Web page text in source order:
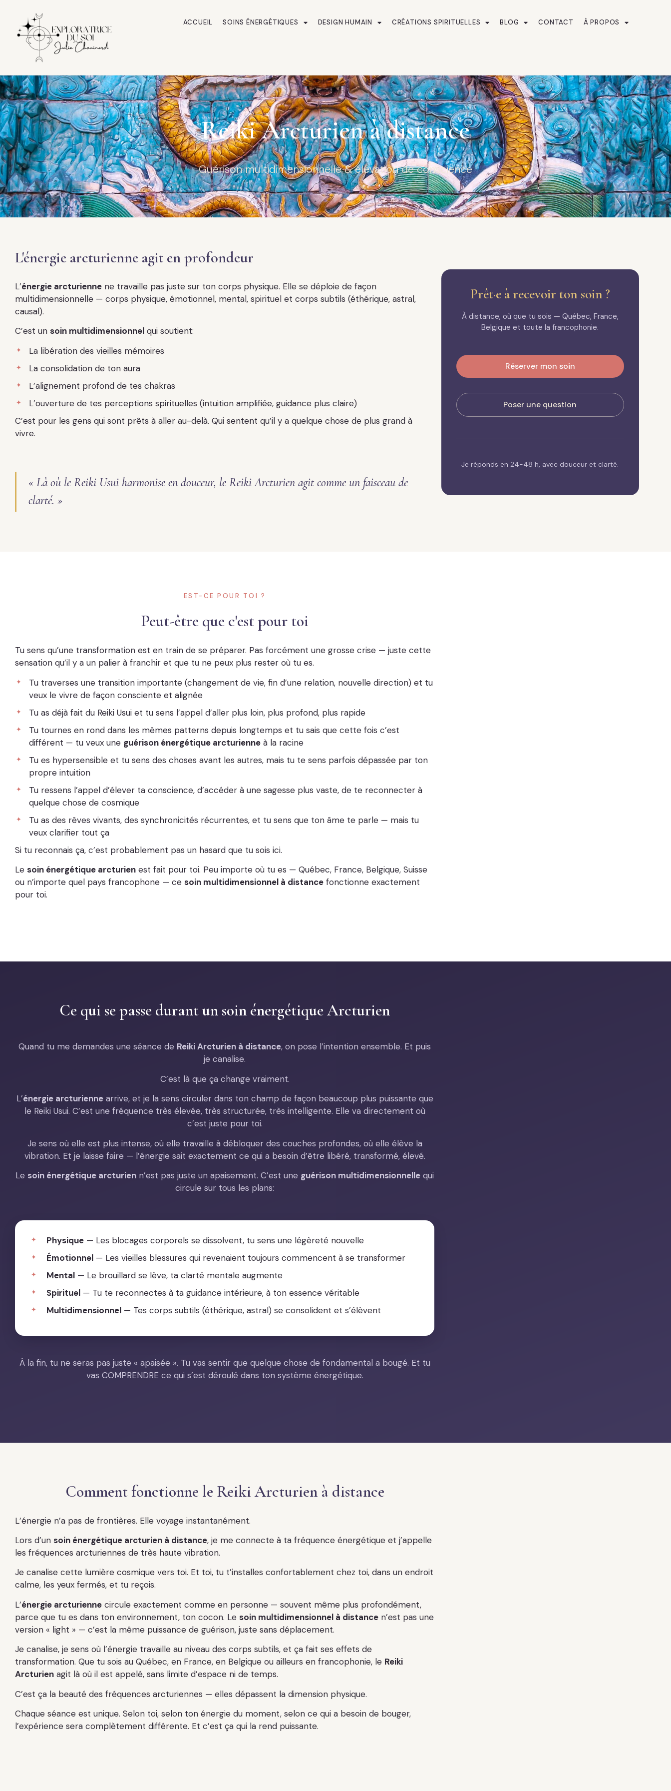
ACCUEIL SOINS ÉNERGÉTIQUES DESIGN HUMAIN CRÉATIONS SPIRITUELLES BLOG CONTACT À PROPOS
Reiki Arcturien à distance
Guérison multidimensionnelle & élévation de conscience
L'énergie arcturienne agit en profondeur
L’énergie arcturienne ne travaille pas juste sur ton corps physique. Elle se déploie de façon
multidimensionnelle — corps physique, émotionnel, mental, spirituel et corps subtils (éthérique, astral,
causal).
C’est un soin multidimensionnel qui soutient:
La libération des vieilles mémoires
La consolidation de ton aura
L’alignement profond de tes chakras
L’ouverture de tes perceptions spirituelles (intuition amplifiée, guidance plus claire)
C’est pour les gens qui sont prêts à aller au-delà. Qui sentent qu’il y a quelque chose de plus grand à
vivre.
« Là où le Reiki Usui harmonise en douceur, le Reiki Arcturien agit comme un faisceau de
clarté. »
Prêt·e à recevoir ton soin ?
À distance, où que tu sois — Québec, France,
Belgique et toute la francophonie.
Réserver mon soin
Poser une question
Je réponds en 24-48 h, avec douceur et clarté.
EST-CE POUR TOI ?
Peut-être que c'est pour toi
Tu sens qu’une transformation est en train de se préparer. Pas forcément une grosse crise — juste cette
sensation qu’il y a un palier à franchir et que tu ne peux plus rester où tu es.
Tu traverses une transition importante (changement de vie, fin d’une relation, nouvelle direction) et tu
veux le vivre de façon consciente et alignée
Tu as déjà fait du Reiki Usui et tu sens l’appel d’aller plus loin, plus profond, plus rapide
Tu tournes en rond dans les mêmes patterns depuis longtemps et tu sais que cette fois c’est
différent — tu veux une guérison énergétique arcturienne à la racine
Tu es hypersensible et tu sens des choses avant les autres, mais tu te sens parfois dépassée par ton
propre intuition
Tu ressens l’appel d’élever ta conscience, d’accéder à une sagesse plus vaste, de te reconnecter à
quelque chose de cosmique
Tu as des rêves vivants, des synchronicités récurrentes, et tu sens que ton âme te parle — mais tu
veux clarifier tout ça
Si tu reconnais ça, c’est probablement pas un hasard que tu sois ici.
Le soin énergétique arcturien est fait pour toi. Peu importe où tu es — Québec, France, Belgique, Suisse
ou n’importe quel pays francophone — ce soin multidimensionnel à distance fonctionne exactement
pour toi.
Ce qui se passe durant un soin énergétique Arcturien
Quand tu me demandes une séance de Reiki Arcturien à distance, on pose l’intention ensemble. Et puis
je canalise.
C’est là que ça change vraiment.
L’énergie arcturiennearrive, et je la sens circuler dans ton champ de façon beaucoup plus puissante que
le Reiki Usui. C’est une fréquence très élevée, très structurée, très intelligente. Elle va directement où
c’est juste pour toi.
Je sens où elle est plus intense, où elle travaille à débloquer des couches profondes, où elle élève la
vibration. Et je laisse faire — l’énergie sait exactement ce qui a besoin d’être libéré, transformé, élevé.
Le soin énergétique arcturien n’est pas juste un apaisement. C’est une guérison multidimensionnelle qui
circule sur tous les plans:
Physique — Les blocages corporels se dissolvent, tu sens une légèreté nouvelle
Émotionnel — Les vieilles blessures qui revenaient toujours commencent à se transformer
Mental — Le brouillard se lève, ta clarté mentale augmente
Spirituel — Tu te reconnectes à ta guidance intérieure, à ton essence véritable
Multidimensionnel — Tes corps subtils (éthérique, astral) se consolident et s’élèvent
À la fin, tu ne seras pas juste « apaisée ». Tu vas sentir que quelque chose de fondamental a bougé. Et tu
vas COMPRENDRE ce qui s’est déroulé dans ton système énergétique.
Comment fonctionne le Reiki Arcturien à distance
L’énergie n’a pas de frontières. Elle voyage instantanément.
Lors d’un soin énergétique arcturien à distance, je me connecte à ta fréquence énergétique et j’appelle
les fréquences arcturiennes de très haute vibration.
Je canalise cette lumière cosmique vers toi. Et toi, tu t’installes confortablement chez toi, dans un endroit
calme, les yeux fermés, et tu reçois.
L’énergie arcturienne circule exactement comme en personne — souvent même plus profondément,
parce que tu es dans ton environnement, ton cocon. Le soin multidimensionnel à distance n’est pas une
version « light » — c’est la même puissance de guérison, juste sans déplacement.
Je canalise, je sens où l’énergie travaille au niveau des corps subtils, et ça fait ses effets de
transformation. Que tu sois au Québec, en France, en Belgique ou ailleurs en francophonie, le Reiki
Arcturien agit là où il est appelé, sans limite d’espace ni de temps.
C’est ça la beauté des fréquences arcturiennes — elles dépassent la dimension physique.
Chaque séance est unique. Selon toi, selon ton énergie du moment, selon ce qui a besoin de bouger,
l’expérience sera complètement différente. Et c’est ça qui la rend puissante.